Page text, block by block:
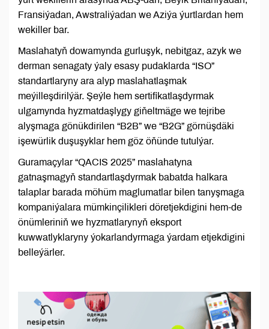
Fransiýadan, Awstraliýadan we Aziýa ýurtlardan hem
wekiller bar.
Maslahatyň dowamynda gurluşyk, nebitgaz, azyk we
derman senagaty ýaly esasy pudaklarda “ISO”
standartlaryny ara alyp maslahatlaşmak
meýilleşdirilýär. Şeýle hem sertifikatlaşdyrmak
ulgamynda hyzmatdaşlygy giňeltmäge we tejribe
alyşmaga gönükdirilen “B2B” we “B2G” görnüşdäki
işewürlik duşuşyklar hem göz öňünde tutulýar.
Guramaçylar “QACIS 2025” maslahatyna
gatnaşmagyň standartlaşdyrmak babatda halkara
talaplar barada möhüm maglumatlar bilen tanyşmaga
kompaniýalara mümkinçilikleri döretjekdigini hem-de
önümleriniň we hyzmatlarynyň eksport
kuwwatlyklaryny ýokarlandyrmaga ýardam etjekdigini
belleýärler.